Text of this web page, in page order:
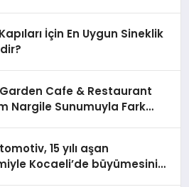
İçin En Uygun Sineklik
Cafe & Restaurant
Nargile Sunumuyla Fark
15 yılı aşan
Kocaeli’de büyümesini